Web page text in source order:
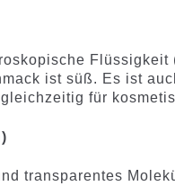
ist süß. Es ist
für
transparentes